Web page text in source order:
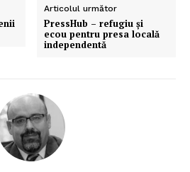
Articolul următor
PressHub – refugiu și
ecou pentru presa locală
independentă